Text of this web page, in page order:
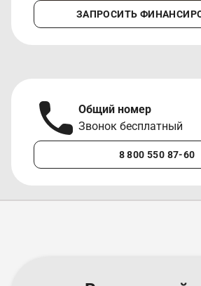
ЗАПРОСИТЬ
Общий номер
Звонок бесплатный
8 800 550 87-60